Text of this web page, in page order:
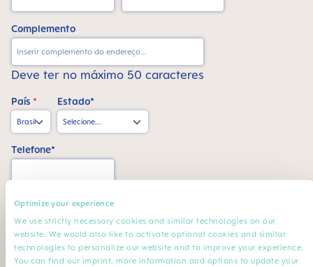
Optimize your experience
We use strictly necessary cookies and similar technologies on our
website. We would also like to activate optional cookies and similar
technologies to personalize our website and to improve your experience.
You can find our imprint, more information and options to update your
Complemento
Deve ter no máximo 50 caracteres
País * Estado*
Telefone*
CPF*
Minha Profissão